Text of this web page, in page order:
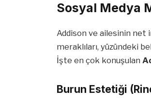
Sosyal Medya
Addison ve ailesinin net
meraklıları, yüzündeki
İşte en çok konuşulan
Burun Estetiği